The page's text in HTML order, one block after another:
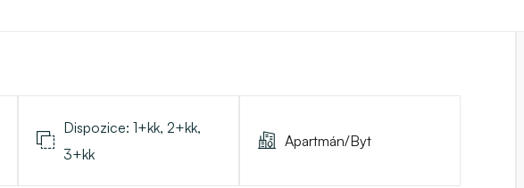
Dispozice: 1+kk, 2+kk,
3+kk
Apartmán/Byt